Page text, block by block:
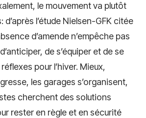
le mouvement va plutôt
d’après l’étude Nielsen-GFK citée
d’amende n’empêche pas
de s’équiper et de se
pour l’hiver. Mieux,
les garages s’organisent,
cherchent des solutions
rester en règle et en sécurité